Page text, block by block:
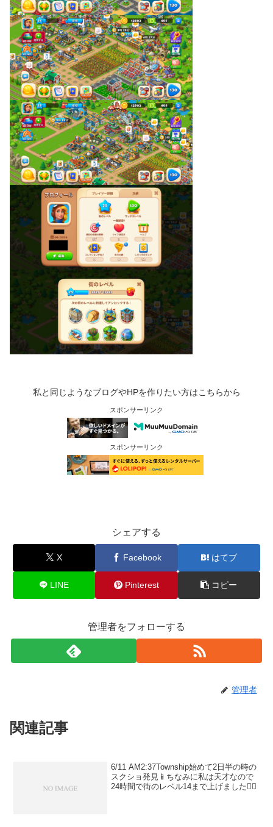
私と同じようなブログやHPを作りたい方はこちらから
スポンサーリンク
スポンサーリンク
シェアする
X Facebook はてブ
LINE Pinterest コピー
管理者をフォローする
管理者
関連記事
6/11 AM2:37Township始めて2日半の時の
スクショ発見📱ちなみに私は天才なので
24時間で街のレベル14まで上げました🙋‍♀️